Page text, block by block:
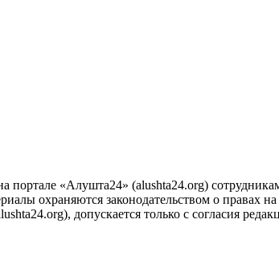
«Алушта24» (alushta24.org)
охраняются законодательством о правах на
допускается только с согласия